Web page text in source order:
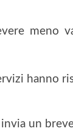
meno
hanno
un